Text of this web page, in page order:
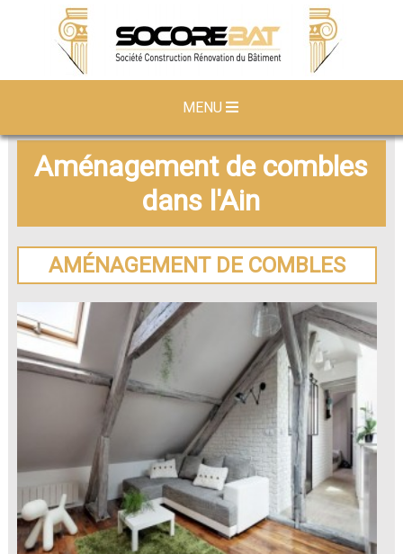
MENU
Aménagement de combles
dans l'Ain
AMÉNAGEMENT DE COMBLES